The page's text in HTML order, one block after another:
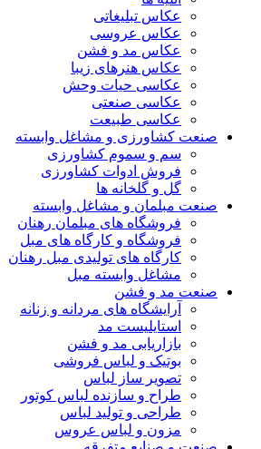
عکاس تبلیغاتی
عکاس عروسی
عکاس مد و فشن
عکاس هنرهای زیبا
عکاسی حیات وحش
عکاسی صنعتی
عکاسی طبیعت
صنعت کشاورزی و مشاغل وابسته
سم و سموم کشاورزی
فروش ادوات کشاورزی
گل و گلخانه ها
صنعت مبلمان و مشاغل وابسته
فروشگاه های مبلمان رهنان
فروشگاه و کارگاه های مبل
کارگاه های تولیدی مبل رهنان
مشاغل وابسته مبل
صنعت مد و فشن
آرایشگاه های مردانه و زنانه
استایلیست مد
بازاریابی مد و فشن
بوتیک و لباس فروشی
تصویر ساز لباس
طراح و سازنده لباس کوتور
طراحی و تولید لباس
مزون و لباس عروس